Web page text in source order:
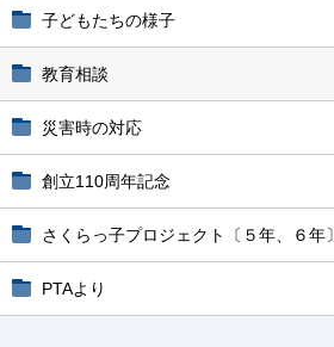
子どもたちの様子
教育相談
災害時の対応
創立110周年記念
さくらっ子プロジェクト〔５年、６年〕
PTAより